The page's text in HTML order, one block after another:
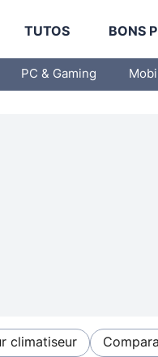
TUTOS BONS
PC & Gaming
climatiseur